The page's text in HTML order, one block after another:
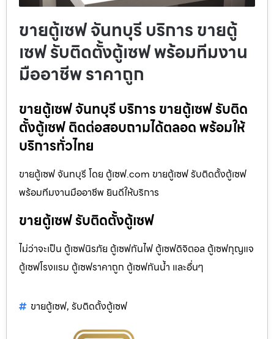
ขายตู้เซฟ จันทบุรี บริการ ขายตู้
เซฟ รับติดตั้งตู้เซฟ พร้อมทีมงาน
มืออาชีพ ราคาถูก
ขายตู้เซฟ จันทบุรี บริการ ขายตู้เซฟ รับติด
ตั้งตู้เซฟ ติดต่อสอบถามได้ตลอด พร้อมให้
บริการทั่วไทย
ขายตู้เซฟ จันทบุรี โดย ตู้เซฟ.com ขายตู้เซฟ รับติดตั้งตู้เซฟ
พร้อมทีมงานมืออาชีพ ยินดีให้บริการ
ขายตู้เซฟ รับติดตั้งตู้เซฟ
ไม่ว่าจะเป็น ตู้เซฟนิรภัย ตู้เซฟกันไฟ ตู้เซฟดิจิตอล ตู้เซฟกุญแจ
ตู้เซฟโรงแรม ตู้เซฟราคาถูก ตู้เซฟกันน้ำ และอื่นๆ
ขายตู้เซฟ, รับติดตั้งตู้เซฟ